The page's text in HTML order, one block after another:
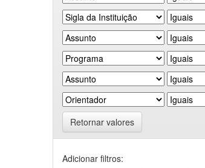
Retornar valores
Adicionar filtros: